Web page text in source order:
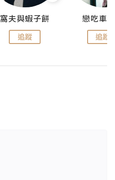
窩夫與蝦子餅
追蹤
戀吃車
追蹤